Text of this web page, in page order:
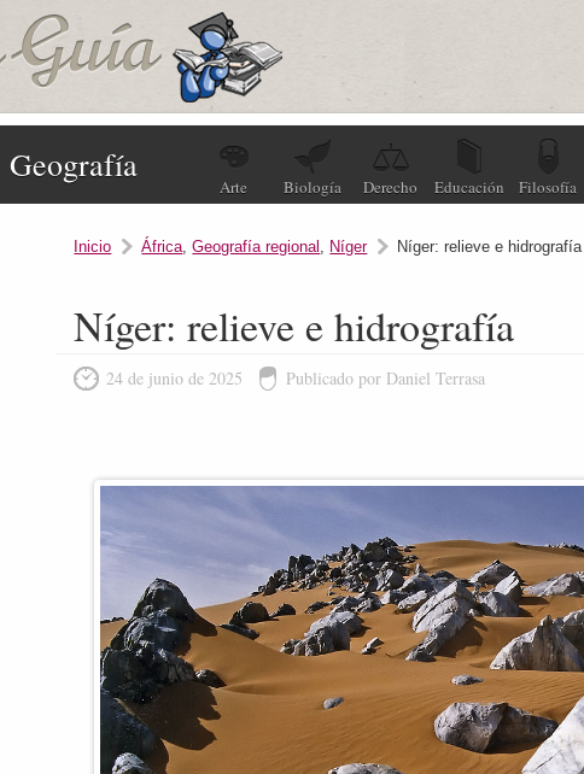
Geografía
Arte Biología Derecho Educación Filosofía
Inicio África,Geografía regional , Níger Níger: relieve e hidrografía
Níger: relieve e hidrografía
24 de junio de 2025 Publicado por Daniel Terrasa